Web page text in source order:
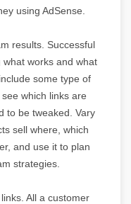
using AdSense.
results. Successful
works and what
some type of
which links are
to be tweaked. Vary
sell where, which
and use it to plan
strategies.
All a customer